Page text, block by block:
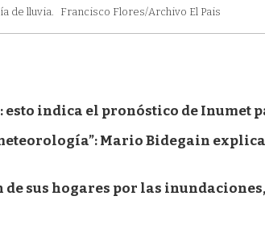
de lluvia. Francisco Flores/Archivo El Pais
indica el pronóstico de Inumet
Mario Bidegain
de sus hogares por las